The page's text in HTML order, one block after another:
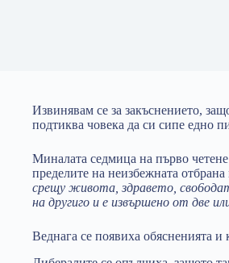
Извинявам се за закъснението,
подтиква човека да си сипе едно
Миналата седмица на първо
пределите на неизбежната
срещу живота, здравето,
на другиго и е извършено от две
Веднага се появиха обясненията и